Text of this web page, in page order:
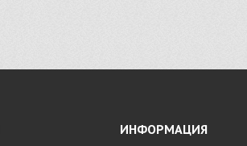
ИНФОРМАЦИЯ